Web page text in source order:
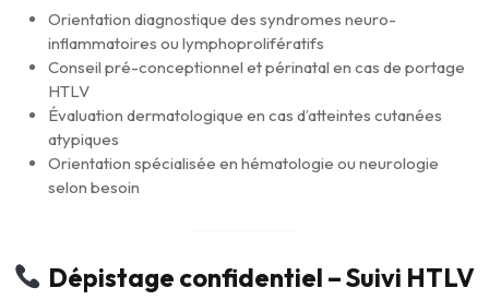
Orientation diagnostique des syndromes neuro-
inflammatoires ou lymphoprolifératifs
Conseil pré-conceptionnel et périnatal en cas de portage
HTLV
Évaluation dermatologique en cas d’atteintes cutanées
atypiques
Orientation spécialisée en hématologie ou neurologie
selon besoin
Dépistage confidentiel – Suivi HTLV